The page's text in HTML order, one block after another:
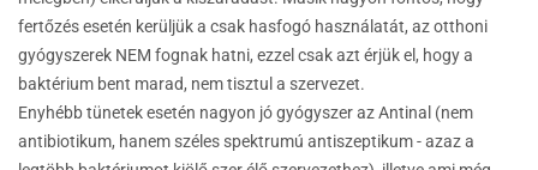
fertőzés esetén kerüljük a csak hasfogó használatát, az otthoni
gyógyszerek NEM fognak hatni, ezzel csak azt érjük el, hogy a
baktérium bent marad, nem tisztul a szervezet.
Enyhébb tünetek esetén nagyon jó gyógyszer az Antinal (nem
antibiotikum, hanem széles spektrumú antiszeptikum - azaz a